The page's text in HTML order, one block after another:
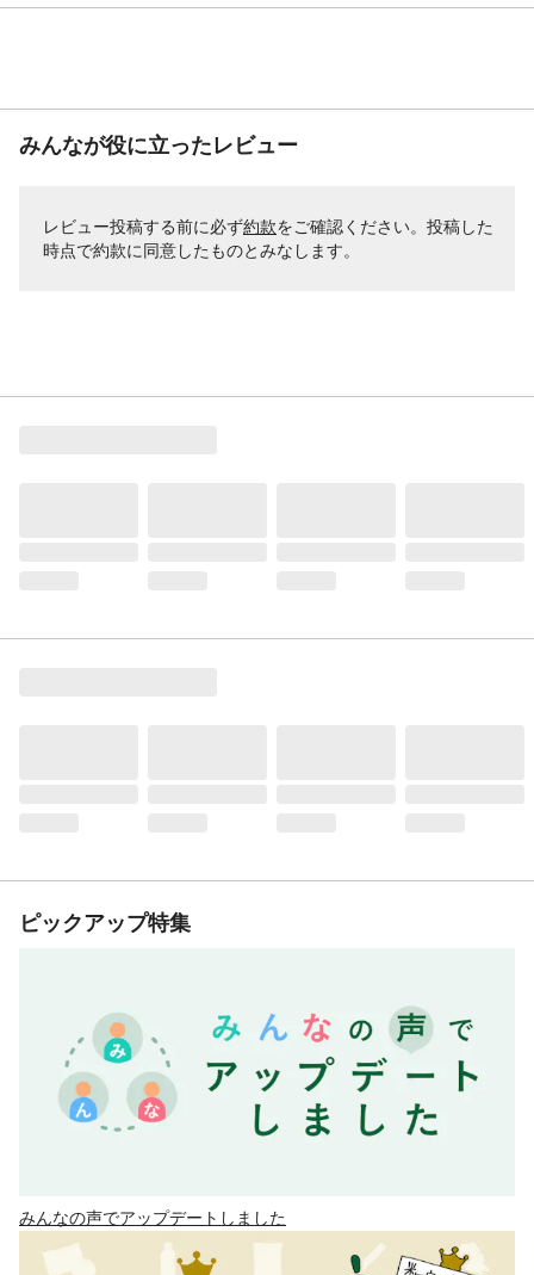
みんなが役に立ったレビュー
レビュー投稿する前に必ず約款をご確認ください。投稿した
時点で約款に同意したものとみなします。
ピックアップ特集
みんなの声でアップデートしました